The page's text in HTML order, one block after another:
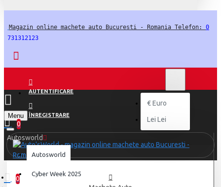
Magazin online machete auto Bucuresti - Romania Telefon: 0
731312123
AUTENTIFICARE
ÎNREGISTRARE
€Euro
Lei Lei
Menu
0
0
Autosworld
Autosworld
Cyber Week 2025